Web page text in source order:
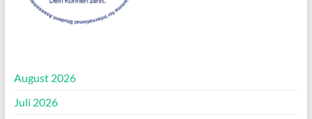
August 2026
Juli 2026